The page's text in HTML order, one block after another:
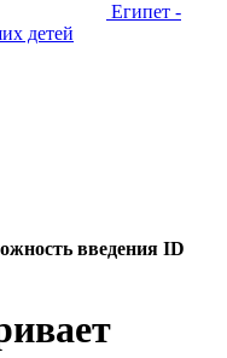
Египет -
детей
введения ID